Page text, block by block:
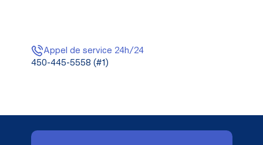
Appel de service 24h/24
450-445-5558 (#1)